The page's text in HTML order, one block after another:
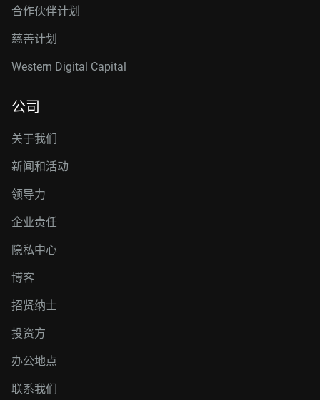
合作伙伴计划
慈善计划
Western Digital Capital
公司
关于我们
新闻和活动
领导力
企业责任
隐私中心
博客
招贤纳士
投资方
办公地点
联系我们